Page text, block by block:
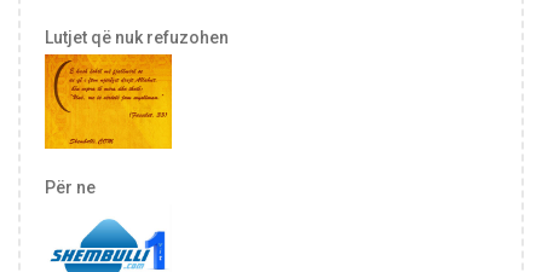
Lutjet që nuk refuzohen
Për ne